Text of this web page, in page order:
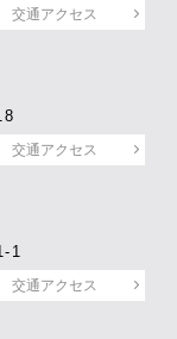
交通アクセス
交通アクセス
1
交通アクセス